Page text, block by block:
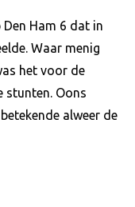
Ham 6 dat in
Waar menig
het voor de
stunten. Oons
alweer de